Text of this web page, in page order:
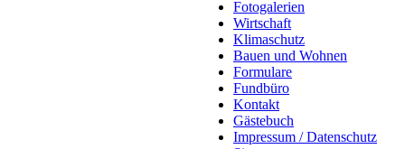
Fotogalerien
Wirtschaft
Klimaschutz
Bauen und Wohnen
Formulare
Fundbüro
Kontakt
Gästebuch
Impressum / Datenschutz